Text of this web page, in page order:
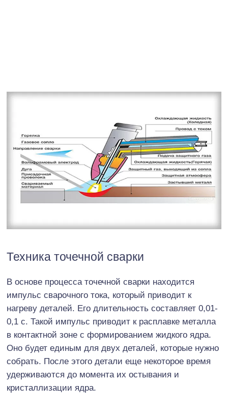
Техника точечной сварки
В основе процесса точечной сварки находится
импульс сварочного тока, который приводит к
нагреву деталей. Его длительность составляет 0,01-
0,1 с. Такой импульс приводит к расплавке металла
в контактной зоне с формированием жидкого ядра.
Оно будет единым для двух деталей, которые нужно
собрать. После этого детали еще некоторое время
удерживаются до момента их остывания и
кристаллизации ядра.